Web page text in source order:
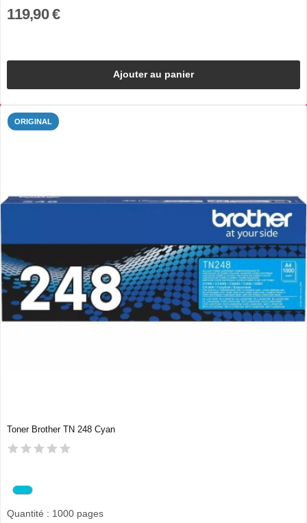
119,90 €
Ajouter au panier
ORIGINAL
Toner Brother TN 248 Cyan
Quantité : 1000 pages